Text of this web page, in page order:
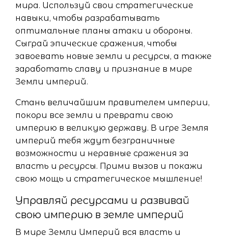
мира. Используй свои стратегические
навыки, чтобы разрабатывать
оптимальные планы атаки и обороны.
Сыграй эпические сражения, чтобы
завоевать новые земли и ресурсы, а также
заработать славу и признание в мире
Земли империй.
Стань величайшим правителем империи,
покори все земли и преврати свою
империю в великую державу. В игре Земля
империй тебя ждут безграничные
возможности и неравные сражения за
власть и ресурсы. Прими вызов и покажи
свою мощь и стратегическое мышление!
Управляй ресурсами и развивай
свою империю в земле империй
В мире Земли Империй вся власть и